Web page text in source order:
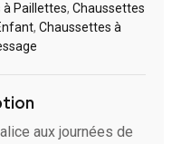
Paillette​s, Chaussettes
, Chaussettes à
aux journées de